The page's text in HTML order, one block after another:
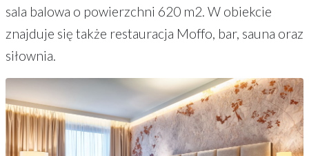
sala balowa o powierzchni 620 m2. W obiekcie
znajduje się także restauracja Moffo, bar, sauna oraz
siłownia.